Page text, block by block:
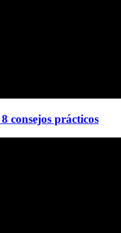
consejos prácticos